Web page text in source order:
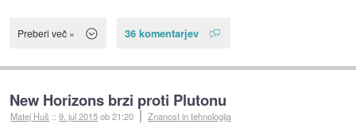
Preberi več » 36 komentarjev
New Horizons brzi proti Plutonu
Matej Huš ::9. jul 2015ob 21:20 Znanost in tehnologija